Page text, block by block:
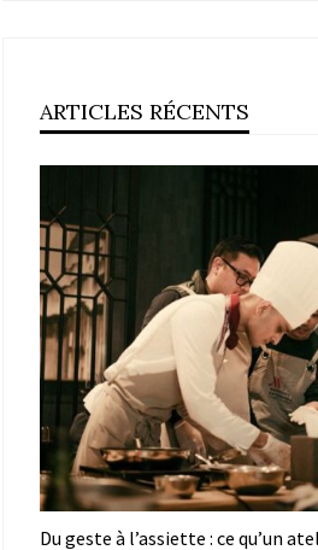
ARTICLES RÉCENTS
Du geste à l’assiette : ce qu’un